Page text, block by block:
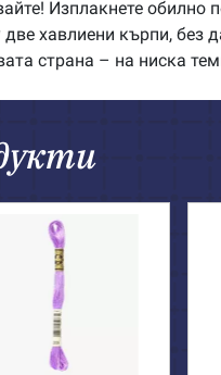
Изплакнете обилно
хавлиени кърпи, без
страна – на ниска